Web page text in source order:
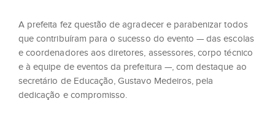
A prefeita fez questão de agradecer e parabenizar todos
que contribuíram para o sucesso do evento — das escolas
e coordenadores aos diretores, assessores, corpo técnico
e à equipe de eventos da prefeitura —, com destaque ao
secretário de Educação, Gustavo Medeiros, pela
dedicação e compromisso.